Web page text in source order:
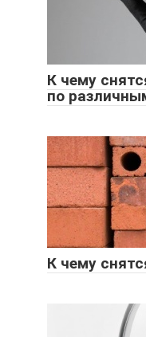
К чему
по
К чему